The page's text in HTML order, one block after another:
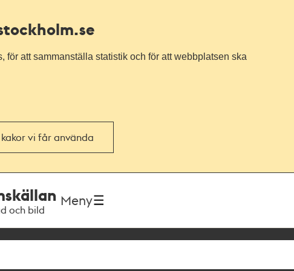
att sammanställa statistik och för att webbplatsen ska
vi får använda
och bild
Meny